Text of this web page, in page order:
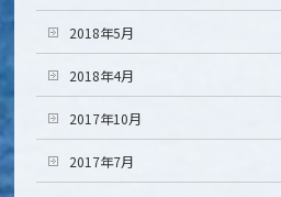
2018年5月
2018年4月
2017年10月
2017年7月